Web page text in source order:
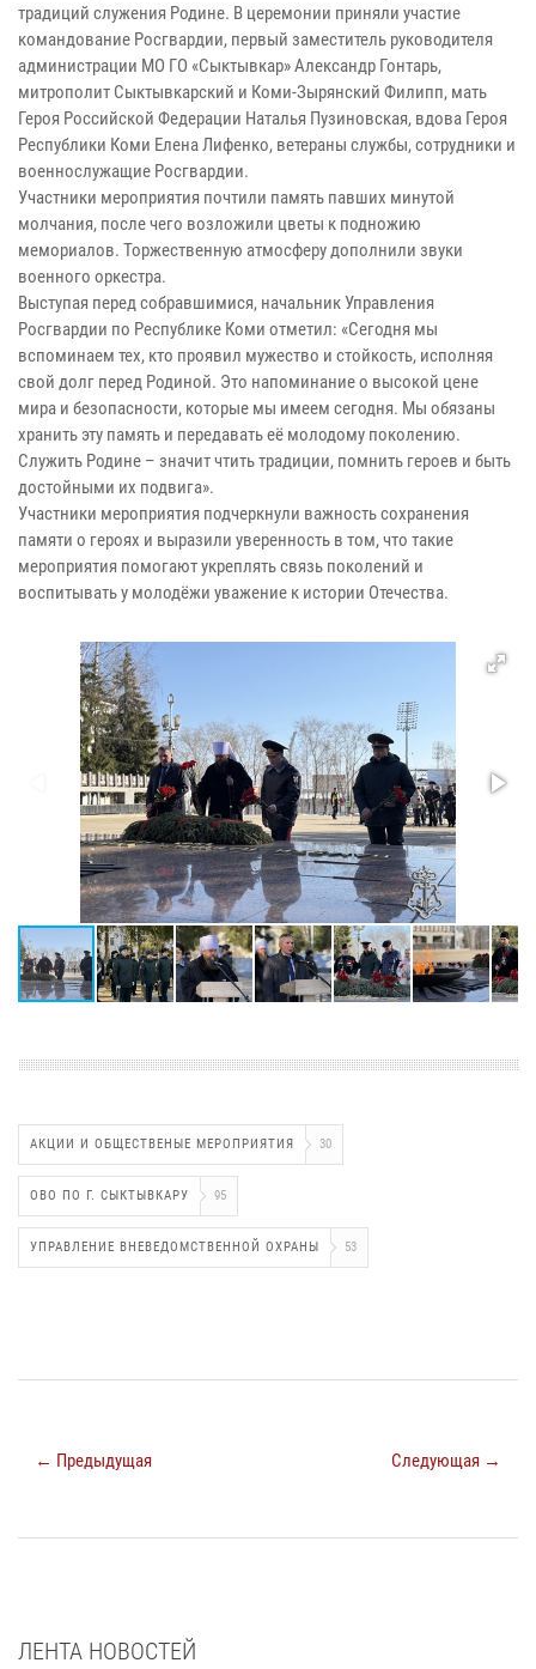
традиций служения Родине. В церемонии приняли участие
командование Росгвардии, первый заместитель руководителя
администрации МО ГО «Сыктывкар» Александр Гонтарь,
митрополит Сыктывкарский и Коми-Зырянский Филипп, мать
Героя Российской Федерации Наталья Пузиновская, вдова Героя
Республики Коми Елена Лифенко, ветераны службы, сотрудники и
военнослужащие Росгвардии.
Участники мероприятия почтили память павших минутой
молчания, после чего возложили цветы к подножию
мемориалов. Торжественную атмосферу дополнили звуки
военного оркестра.
Выступая перед собравшимися, начальник Управления
Росгвардии по Республике Коми отметил: «Сегодня мы
вспоминаем тех, кто проявил мужество и стойкость, исполняя
свой долг перед Родиной. Это напоминание о высокой цене
мира и безопасности, которые мы имеем сегодня. Мы обязаны
хранить эту память и передавать её молодому поколению.
Служить Родине – значит чтить традиции, помнить героев и быть
достойными их подвига».
Участники мероприятия подчеркнули важность сохранения
памяти о героях и выразили уверенность в том, что такие
мероприятия помогают укреплять связь поколений и
воспитывать у молодёжи уважение к истории Отечества.
АКЦИИ И ОБЩЕСТВЕНЫЕ МЕРОПРИЯТИЯ 30
ОВО ПО Г. СЫКТЫВКАРУ 95
УПРАВЛЕНИЕ ВНЕВЕДОМСТВЕННОЙ ОХРАНЫ 53
← Предыдущая Следующая →
ЛЕНТА НОВОСТЕЙ